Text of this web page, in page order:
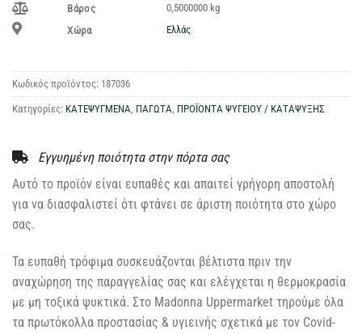
Βάρος
0,5000000 kg
Χώρα
Ελλάς
Κωδικός προϊόντος: 187036
Κατηγορίες: ΚΑΤΕΨΥΓΜΕΝΑ, ΠΑΓΩΤΑ, ΠΡΟΪΟΝΤΑ ΨΥΓΕΙΟΥ / ΚΑΤΑΨΥΞΗΣ
Εγγυημένη ποιότητα στην πόρτα σας
Αυτό το προϊόν είναι ευπαθές και απαιτεί γρήγορη αποστολή
για να διασφαλιστεί ότι φτάνει σε άριστη ποιότητα στο χώρο
σας.
Τα ευπαθή τρόφιμα συσκευάζονται βέλτιστα πριν την
αναχώρηση της παραγγελίας σας και ελέγχεται η θερμοκρασία
με μη τοξικά ψυκτικά. Στο Madonna Uppermarket τηρούμε όλα
τα πρωτόκολλα προστασίας & υγιεινής σχετικά με τον Covid-